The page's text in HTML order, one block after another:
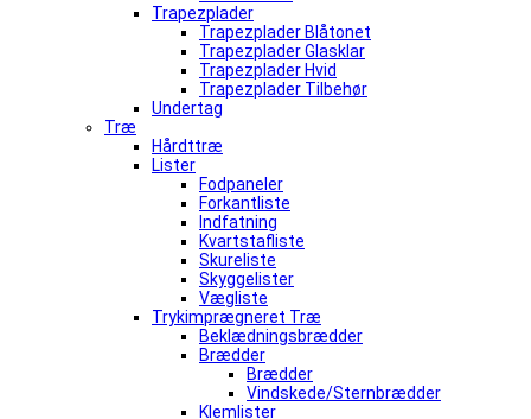
Trapezplader
Trapezplader Blåtonet
Trapezplader Glasklar
Trapezplader Hvid
Trapezplader Tilbehør
Undertag
Træ
Hårdttræ
Lister
Fodpaneler
Forkantliste
Indfatning
Kvartstafliste
Skureliste
Skyggelister
Vægliste
Trykimprægneret Træ
Beklædningsbrædder
Brædder
Brædder
Vindskede/Sternbrædder
Klemlister